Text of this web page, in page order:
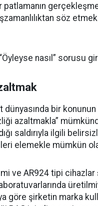
patlamanın
söz
nasıl” sorusu
bir konunun
azaltmakla”
saldırıyla ilgili
elemekle mümkün
ve AR924 tipi cihazlar
göre şirketin marka